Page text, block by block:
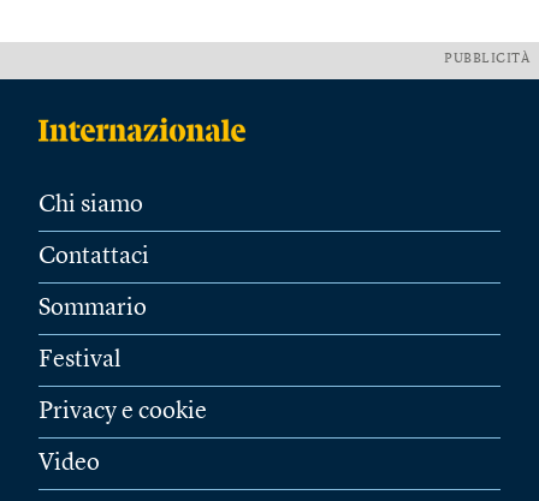
PUBBLICITÀ
Chi siamo
Contattaci
Sommario
Festival
Privacy e cookie
Video